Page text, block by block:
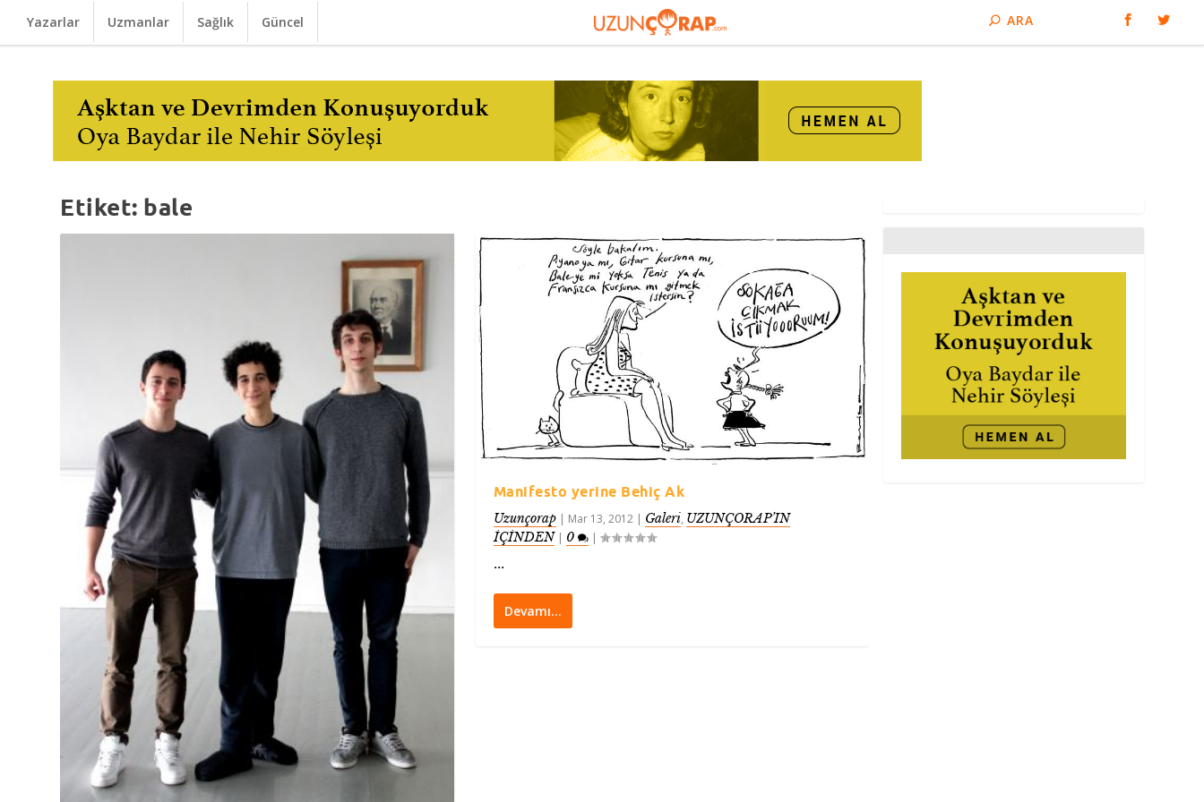
Yazarlar Uzmanlar Sağlık Güncel
Etiket: bale
Manifesto yerine Behiç Ak
Uzunçorap| Mar 13, 2012| Galeri, UZUNÇORAP’IN
İÇİNDEN| 0 |
...
Devamı…